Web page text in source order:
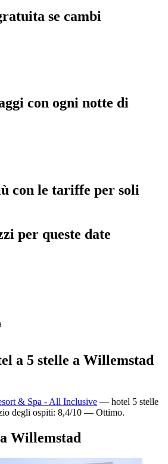
se cambi
con ogni notte di
con le tariffe per soli
per queste date
a 5 stelle a Willemstad
& Spa - All Inclusive — hotel 5 stelle
degli ospiti: 8,4/10 — Ottimo.
Willemstad